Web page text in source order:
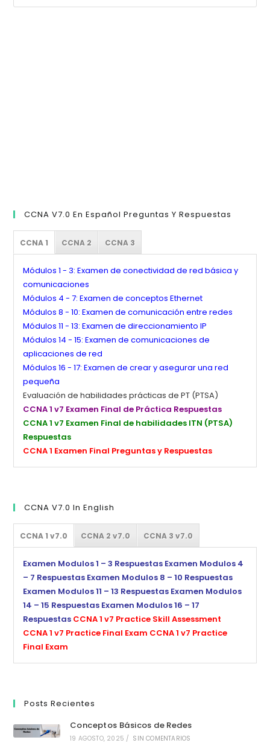
CCNA V7.0 En Español Preguntas Y Respuestas
CCNA 1 CCNA 2 CCNA 3
Módulos 1 - 3: Examen de conectividad de red básica y
comunicaciones
Módulos 4 - 7: Examen de conceptos Ethernet
Módulos 8 - 10: Examen de comunicación entre redes
Módulos 11 - 13: Examen de direccionamiento IP
Módulos 14 - 15: Examen de comunicaciones de
aplicaciones de red
Módulos 16 - 17: Examen de crear y asegurar una red
pequeña
Evaluación de habilidades prácticas de PT (PTSA)
CCNA 1 v7 Examen Final de Práctica Respuestas
CCNA 1 v7 Examen Final de habilidades ITN (PTSA)
Respuestas
CCNA 1 Examen Final Preguntas y Respuestas
CCNA V7.0 In English
CCNA 1 v7.0 CCNA 2 v7.0 CCNA 3 v7.0
Examen Modulos 1 – 3 Respuestas Examen Modulos 4
– 7 Respuestas Examen Modulos 8 – 10 Respuestas
Examen Modulos 11 – 13 Respuestas Examen Modulos
14 – 15 Respuestas Examen Modulos 16 – 17
Respuestas CCNA 1 v7 Practice Skill Assessment
CCNA 1 v7 Practice Final Exam CCNA 1 v7 Practice
Final Exam
Posts Recientes
Conceptos Básicos de Redes
19 AGOSTO, 2025 / SIN COMENTARIOS